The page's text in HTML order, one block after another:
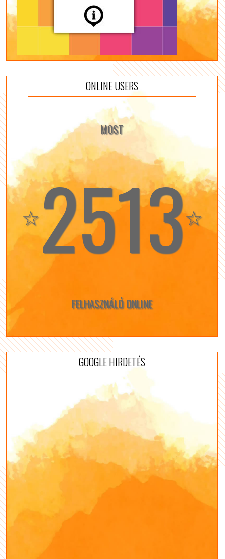
ONLINE USERS
MOST
☆2513☆
FELHASZNÁLÓ ONLINE
GOOGLE HIRDETÉS